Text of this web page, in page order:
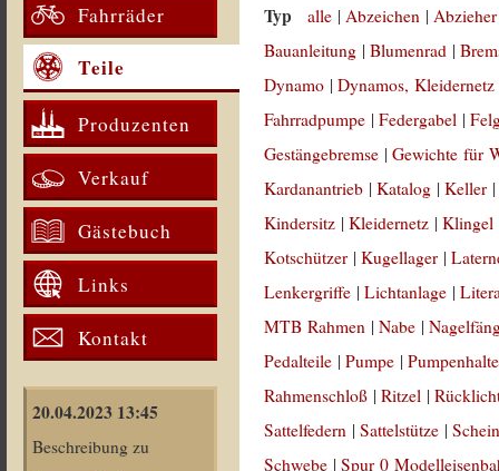
Fahrräder
Teile
Produzenten
Verkauf
Gästebuch
Links
Kontakt
20.04.2023 13:45
Beschreibung zu
Typ alle |Abzeichen |
Bauanleitung |Blumenrad |
Dynamo |Dynamos, Kleidernetz
Fahrradpumpe |Federgabel |
Gestängebremse |Gewichte für
Kardanantrieb |Katalog |Keller
Kindersitz |Kleidernetz |Klingel
Kotschützer |Kugellager |
Lenkergriffe |Lichtanlage |
MTB Rahmen |Nabe |
Pedalteile |Pumpe |
Rahmenschloß |Ritzel |
Sattelfedern |Sattelstütze |
Schwebe |Spur 0